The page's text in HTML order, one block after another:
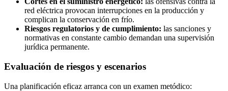
red eléctrica provocan interrupciones en la producción y
complican la conservación en frío.
Riesgos regulatorios y de cumplimiento: las sanciones y
normativas en constante cambio demandan una supervisión
jurídica permanente.
Evaluación de riesgos y escenarios
Una planificación eficaz arranca con un examen metódico: